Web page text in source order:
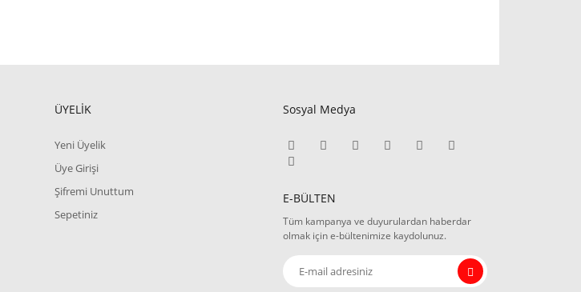
ÜYELİK
Yeni Üyelik
Üye Girişi
Şifremi Unuttum
Sepetiniz
Sosyal Medya
E-BÜLTEN
Tüm kampanya ve duyurulardan haberdar
olmak için e-bültenimize kaydolunuz.